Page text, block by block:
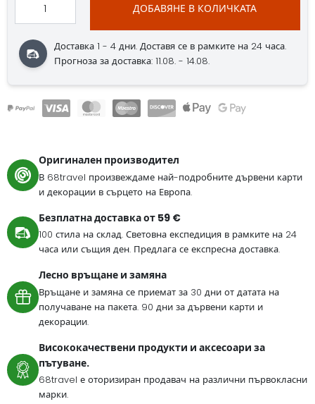
ДОБАВЯНЕ В КОЛИЧКАТА
Доставка 1 - 4 дни. Доставя се в рамките на 24 часа.
Прогноза за доставка: 11.08. - 14.08.
Оригинален производител
В 68travel произвеждаме най-подробните дървени карти
и декорации в сърцето на Европа.
Безплатна доставка от 59 €
100 стила на склад. Световна експедиция в рамките на 24
часа или същия ден. Предлага се експресна доставка.
Лесно връщане и замяна
Връщане и замяна се приемат за 30 дни от датата на
получаване на пакета. 90 дни за дървени карти и
декорации.
Висококачествени продукти и аксесоари за
пътуване.
68travel е оторизиран продавач на различни първокласни
марки.